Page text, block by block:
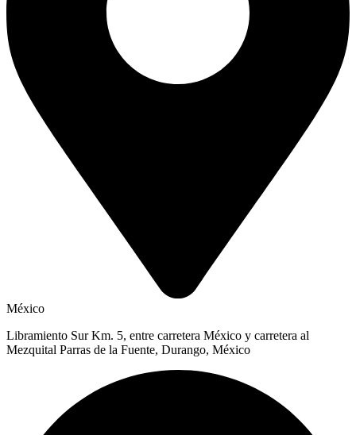
México
Libramiento Sur Km. 5, entre carretera México y carretera al
Mezquital Parras de la Fuente, Durango, México